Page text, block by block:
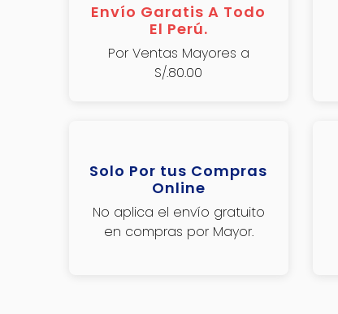
Envío Garatis A Todo
El Perú.
Por Ventas Mayores a
S/.80.00
Solo Por tus Compras
Online
No aplica el envío gratuito
en compras por Mayor.